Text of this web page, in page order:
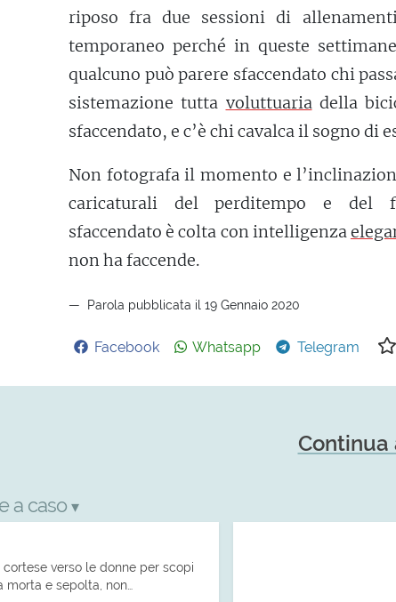
riposo fra due sessioni di
temporaneo perché in queste
qualcuno può parere sfaccendato chi
sistemazione tutta voluttuaria della
sfaccendato, e c’è chi cavalca il sogno di
Non fotografa il momento e
caricaturali del perditempo e del
sfaccendato è colta con intelligenza
non ha faccende.
Parola pubblicata il 19 Gennaio 2020
Facebook Whatsapp Telegram
Continua
a caso ▾
verso le donne per scopi
morta e sepolta, non…